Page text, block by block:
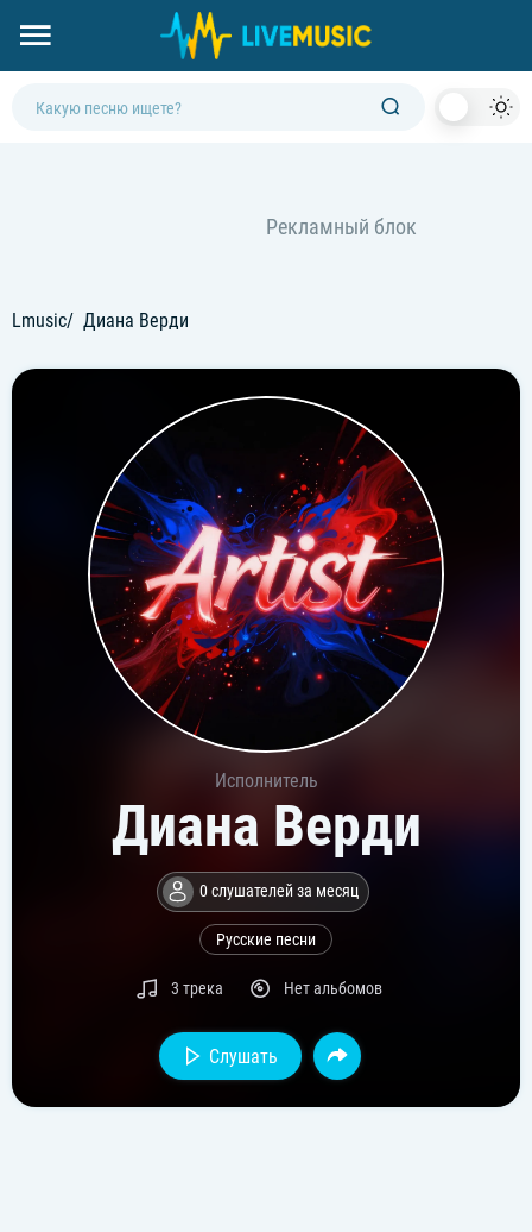
Lmusic Диана Верди
Исполнитель
Диана Верди
0 слушателей за месяц
Русские песни
3 трека Нет альбомов
Слушать